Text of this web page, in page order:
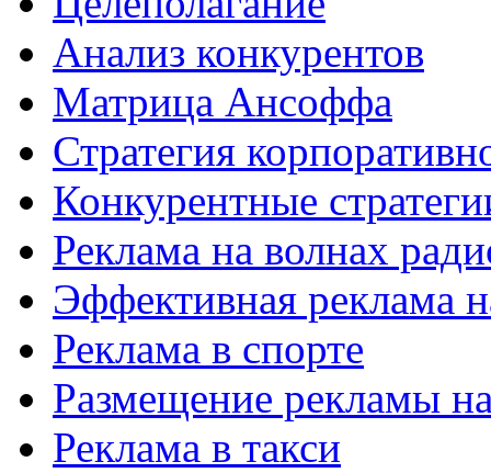
Анализ конкурентов
Матрица Ансоффа
Стратегия
Конкурентные
Реклама на волнах
Эффективная реклама
Реклама в спорте
Размещение рекламы
Реклама в такси